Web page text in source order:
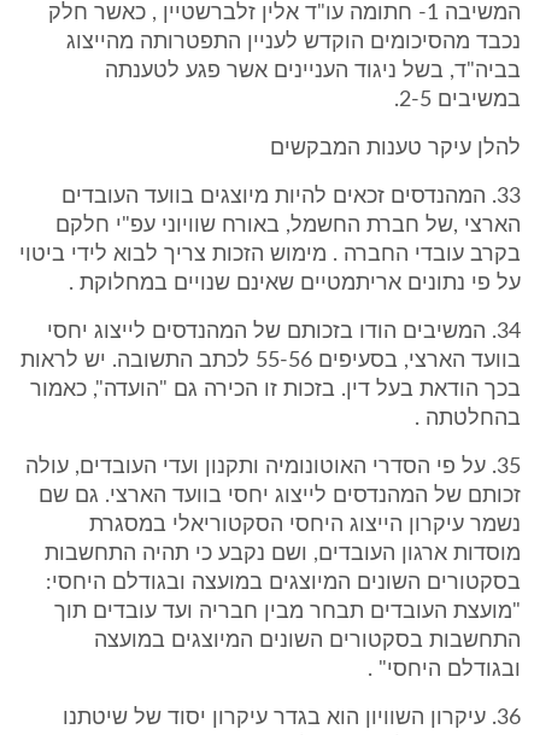
המשיבה 1- חתומה עו"ד אלין זלברשטיין , כאשר חלק
נכבד מהסיכומים הוקדש לעניין התפטרותה מהייצוג
בביה"ד, בשל ניגוד העניינים אשר פגע לטענתה
במשיבים 2-5.
להלן עיקר טענות המבקשים
33. המהנדסים זכאים להיות מיוצגים בוועד העובדים
הארצי ,של חברת החשמל, באורח שוויוני עפ"י חלקם
בקרב עובדי החברה . מימוש הזכות צריך לבוא לידי ביטוי
על פי נתונים אריתמטיים שאינם שנויים במחלוקת .
34. המשיבים הודו בזכותם של המהנדסים לייצוג יחסי
בוועד הארצי, בסעיפים 55-56 לכתב התשובה. יש לראות
בכך הודאת בעל דין. בזכות זו הכירה גם "הועדה", כאמור
בהחלטתה .
35. על פי הסדרי האוטונומיה ותקנון ועדי העובדים, עולה
זכותם של המהנדסים לייצוג יחסי בוועד הארצי. גם שם
נשמר עיקרון הייצוג היחסי הסקטוריאלי במסגרת
מוסדות ארגון העובדים, ושם נקבע כי תהיה התחשבות
בסקטורים השונים המיוצגים במועצה ובגודלם היחסי:
"מועצת העובדים תבחר מבין חבריה ועד עובדים תוך
התחשבות בסקטורים השונים המיוצגים במועצה
ובגודלם היחסי" .
36. עיקרון השוויון הוא בגדר עיקרון יסוד של שיטתנו